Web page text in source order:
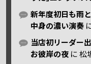
新年度初日も雨
中身の濃い演奏
当店初リーダー
お彼岸の夜 に松